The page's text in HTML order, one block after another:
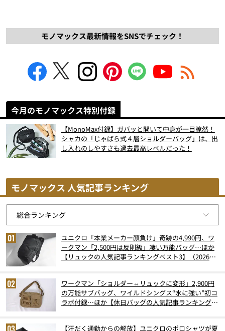
モノマックス最新情報をSNSでチェック！
今月のモノマックス特別付録
【MonoMax付録】ガバッと開いて中身が一目瞭然！
シャカの「じゃばら式４層ショルダーバッグ」は、出
し入れのしやすさも過去最高レベルだった！
モノマックス 人気記事ランキング
ユニクロ「本業メーカー顔負け」奇跡の4,990円、ワ
ークマン「2,500円は反則級」凄い万能バッグ…ほか
【リュックの人気記事ランキングベスト3】（2026年
ワークマン「ショルダー⇔リュックに変形」2,900円
の万能サブバッグ、ワイルドシングス“水に強い”初コ
ラボ付録…ほか【休日バッグの人気記事ランキングベ
【汗だく通勤からの解放】ユニクロのポロシャツが夏